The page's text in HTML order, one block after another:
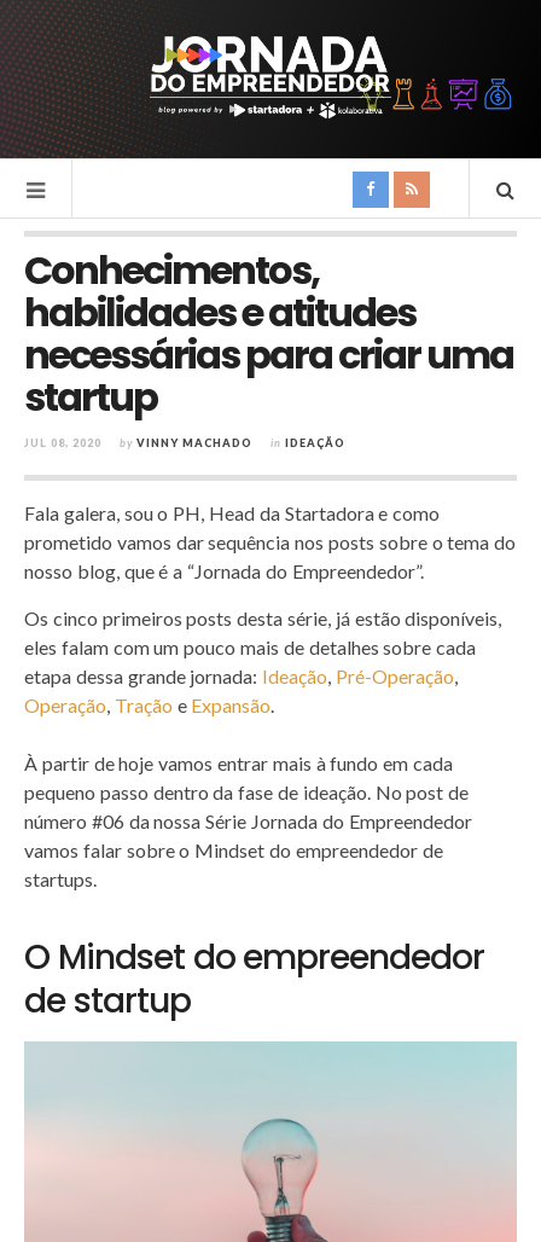
Conhecimentos,
habilidades e atitudes
necessárias para criar uma
startup
JUL 08, 2020 by VINNY MACHADO in IDEAÇÃO
Fala galera, sou o PH, Head da Startadora e como
prometido vamos dar sequência nos posts sobre o tema do
nosso blog, que é a “Jornada do Empreendedor”.
Os cinco primeiros posts desta série, já estão disponíveis,
eles falam com um pouco mais de detalhes sobre cada
etapa dessa grande jornada: Ideação Pré-Operação
Operação Tração e Expansão
À partir de hoje vamos entrar mais à fundo em cada
pequeno passo dentro da fase de ideação. No post de
número #06 da nossa Série Jornada do Empreendedor
vamos falar sobre o Mindset do empreendedor de
startups.
O Mindset do empreendedor
de startup